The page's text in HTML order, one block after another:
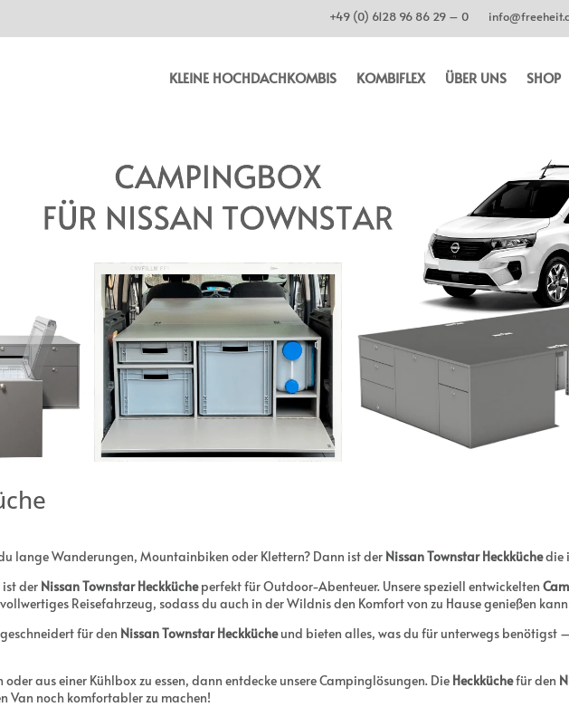
+49 (0) 6128 96 86 29 – 0
KLEINE HOCHDACHKOMBIS KOMBIFLEX ÜBER UNS SHOP
lange Wanderungen, Mountainbiken oder Klettern? Dann ist der Nissan Townstar Heckküchedie
der Nissan Townstar Heckkücheperfekt für Outdoor-Abenteuer. Unsere speziell entwickelten
Reisefahrzeug, sodass du auch in der Wildnis den Komfort von zu Hause genießen
für den Nissan Townstar Heckkücheund bieten alles, was du für unterwegs benötigst –
aus einer Kühlbox zu essen, dann entdecke unsere Campinglösungen. Die Heckküchefür den
Van noch komfortabler zu machen!